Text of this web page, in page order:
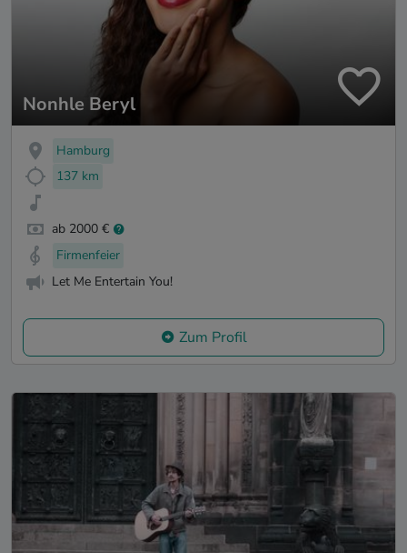
Nonhle Beryl
Hamburg
137 km
ab 2000 €
Firmenfeier
Let Me Entertain You!
Zum Profil